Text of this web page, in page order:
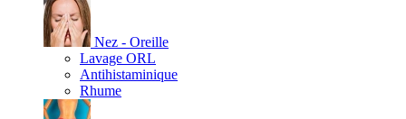
Nez - Oreille
Lavage ORL
Antihistaminique
Rhume